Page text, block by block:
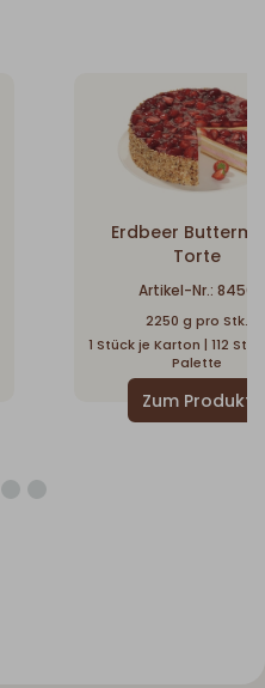
Erdbeer
Torte
Artikel-Nr.: 8450
2250 g pro Stk.
1 Stück je Karton | 112
Palette